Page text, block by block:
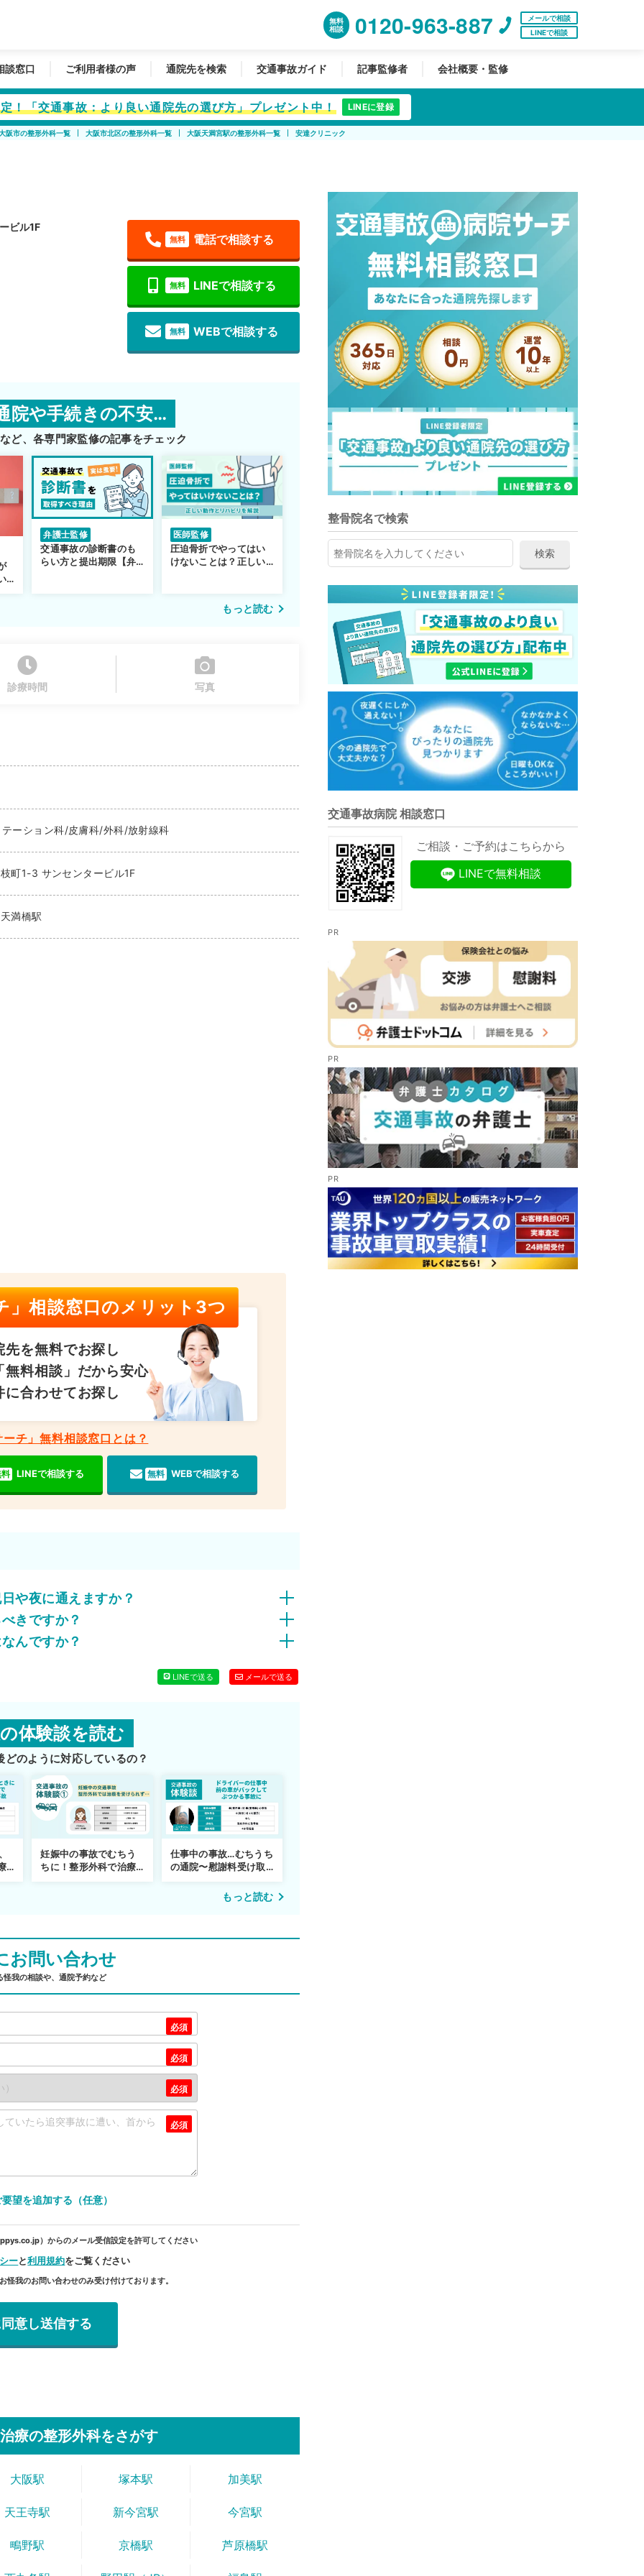
無料
相談
0120-963-887
メールで相談
LINEで相談
談窓口 ご利用者様の声 通院先を検索 交通事故ガイド 記事監修者 会社概要・監修
！「交通事故：より良い通院先の選び方」プレゼント中！ LINEに登録
阪市の整形外科一覧 大阪市北区の整形外科一覧 大阪天満宮駅の整形外科一覧 安達クリニック
ビル1F
無料 電話で相談する
無料 LINEで相談する
無料 WEBで相談する
院や手続きの不安…
ど、各専門家監修の記事をチェック
…
弁護士監修
交通事故の診断書のも
らい方と提出期限【弁
医師監修
圧迫骨折でやってはい
けないことは？正しい
もっと読む
診療時間 写真
ーション科/皮膚科/外科/放射線科
町1-3 サンセンタービル1F
天満橋駅
」相談窓口のメリット3つ
先を無料でお探し
無料相談」だから安心
に合わせてお探し
チ」無料相談窓口とは？
LINEで相談する 無料 WEBで相談する
や夜に通えますか？
きですか？
んですか？
LINEで送る メールで送る
体験談を読む
どのように対応しているの？
妊娠中の事故でむちう
ちに！整形外科で治療
できず
仕事中の事故…むちうち
の通院〜慰謝料受け取
りまで
もっと読む
お問い合わせ
怪我の相談や、通院予約など
望を追加する（任意）
）からのメール受信設定を許可してください
ーと利用規約をご覧ください
我のお問い合わせのみ受け付けております。
療の整形外科をさがす
大阪駅 塚本駅 加美駅
天王寺駅 新今宮駅 今宮駅
鴫野駅 京橋駅 芦原橋駅
整骨院名で検索
交通事故病院 相談窓口
ご相談・ご予約はこちらから
LINEで無料相談